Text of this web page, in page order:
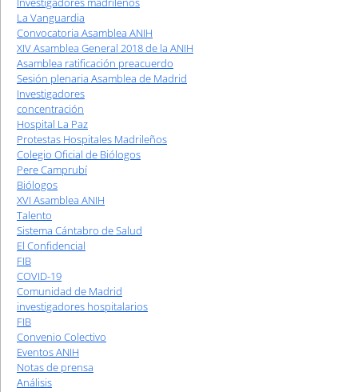
La Vanguardia
Convocatoria Asamblea ANIH
XIV Asamblea General 2018 de la ANIH
Asamblea ratificación preacuerdo
Sesión plenaria Asamblea de Madrid
Investigadores
concentración
Hospital La Paz
Protestas Hospitales Madrileños
Colegio Oficial de Biólogos
Pere Camprubí
Biólogos
XVI Asamblea ANIH
Talento
Sistema Cántabro de Salud
El Confidencial
FIB
COVID-19
Comunidad de Madrid
investigadores hospitalarios
FIB
Convenio Colectivo
Eventos ANIH
Notas de prensa
Análisis